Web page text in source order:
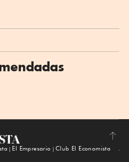
Subir
El Empresario
Club El Economista